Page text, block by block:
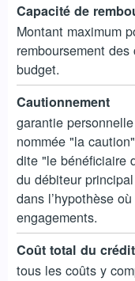
Capacité de
Montant maximum
remboursement
budget.
Cautionnement
garantie
nommée "la
dite "le bénéficiaire
du débiteur
dans l’hypothèse
engagements.
Coût total du
tous les coûts y